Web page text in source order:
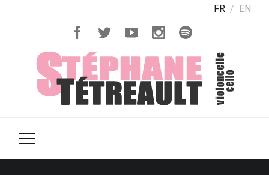
FR EN